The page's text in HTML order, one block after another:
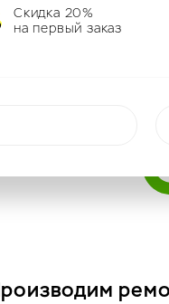
Скидка 20%
на первый заказ